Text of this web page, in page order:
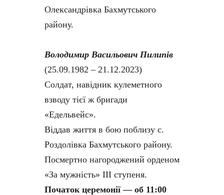
Олександрівка Бахмутського
району.
Володимир Васильович Пилипів
(25.09.1982 – 21.12.2023)
Солдат, навідник кулеметного
взводу тієї ж бригади
«Едельвейс».
Віддав життя в бою поблизу с.
Роздолівка Бахмутського району.
Посмертно нагороджений орденом
«За мужність» ІІІ ступеня.
Початок церемонії — об 11:00